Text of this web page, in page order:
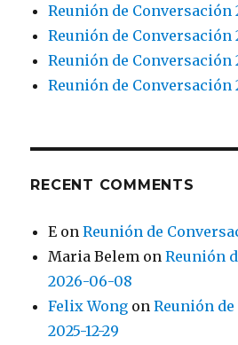
Reunión de Conversación
Reunión de Conversación
Reunión de Conversación
Reunión de Conversación
RECENT COMMENTS
E onReunión de
Maria Belem onReunión
2026-06-08
Felix Wong onReunión
2025-12-29